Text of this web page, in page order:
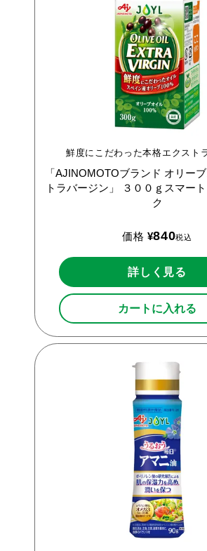
鮮度にこだわった本格エクスト
「AJINOMOTOブランド オリー
トラバージン」
３００ｇスマー
ク
価格 ¥840税込
詳しく見る
カートに入れる